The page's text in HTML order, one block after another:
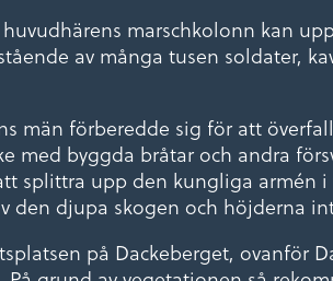
marschkolonn kan
av många tusen soldater,
män förberedde sig för att
med byggda bråtar och andra
splittra upp den kungliga armén
den djupa skogen och höjderna
på Dackeberget, ovanför